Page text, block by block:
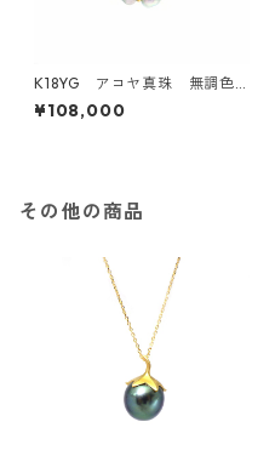
K18YG アコヤ真珠 無調色
ナチュラルブルーグレー ペ
ンダントネックレス《てふて
¥108,000
その他の商品